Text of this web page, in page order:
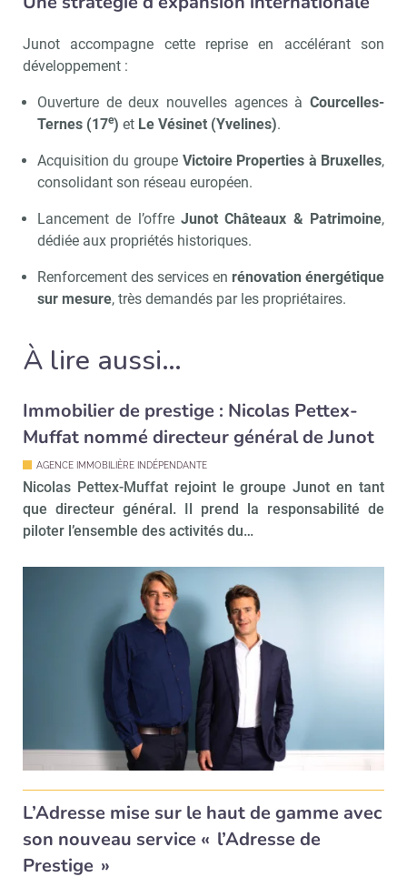
Junot accompagne cette reprise en accélérant son
développement :
Ouverture de deux nouvelles agences à Courcelles-
Ternes (17e) et Le Vésinet (Yvelines).
Acquisition du groupe Victoire Properties à Bruxelles,
consolidant son réseau européen.
Lancement de l’offre Junot Châteaux & Patrimoine,
dédiée aux propriétés historiques.
Renforcement des services en rénovation énergétique
sur mesure, très demandés par les propriétaires.
À lire aussi…
Immobilier de prestige : Nicolas Pettex-
Muffat nommé directeur général de Junot
AGENCE IMMOBILIÈRE INDÉPENDANTE
Nicolas Pettex-Muffat rejoint le groupe Junot en tant
que directeur général. Il prend la responsabilité de
piloter l’ensemble des activités du…
L’Adresse mise sur le haut de gamme avec
son nouveau service « l’Adresse de
Prestige »
Recevoir Immo Matin
Valider
Non merci, je reçois déjà